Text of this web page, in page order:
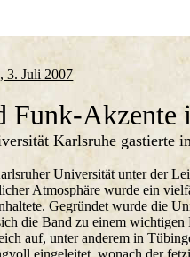
3. Juli 2007
Funk-Akzente
Karlsruhe gastierte
Universität unter der
Atmosphäre wurde ein
Gegründet wurde die
die Band zu einem
auf, unter anderem in
eingeleitet, wonach der